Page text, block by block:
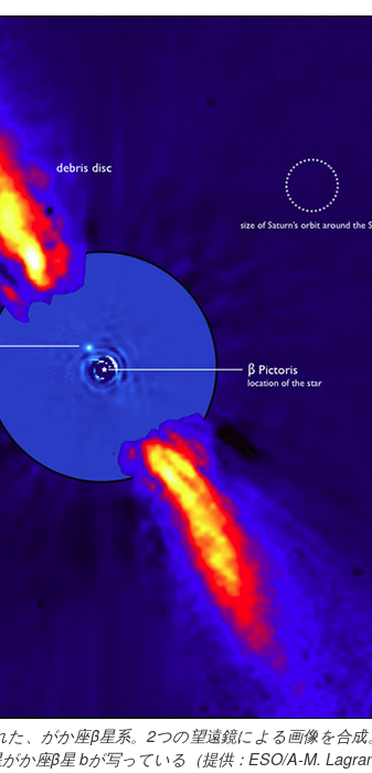
た、がか座β星系。2つの望遠鏡による画像を合
か座β星 bが写っている（提供：ESO/A-M.